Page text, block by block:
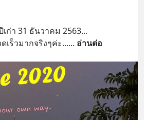
ก่า 31 ธันวาคม 2563...
เร็วมากจริงๆค่ะ...... อ่านต่อ